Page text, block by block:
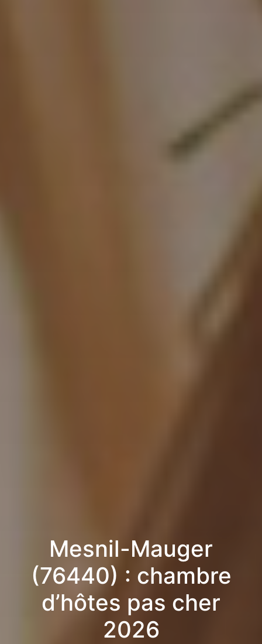
Mesnil-Mauger
(76440) : chambre
d’hôtes pas cher
2026